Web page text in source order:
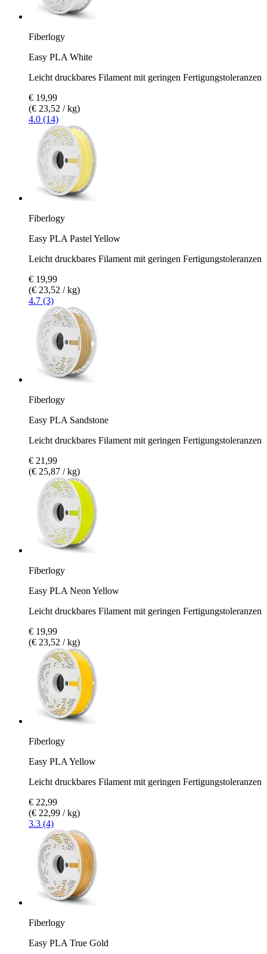
Fiberlogy
Easy PLA White
Leicht druckbares Filament mit geringen Fertigungstoleranzen
€ 19,99
(€ 23,52 / kg)
4.0 (14)
Fiberlogy
Easy PLA Pastel Yellow
Leicht druckbares Filament mit geringen Fertigungstoleranzen
€ 19,99
(€ 23,52 / kg)
4.7 (3)
Fiberlogy
Easy PLA Sandstone
Leicht druckbares Filament mit geringen Fertigungstoleranzen
€ 21,99
(€ 25,87 / kg)
Fiberlogy
Easy PLA Neon Yellow
Leicht druckbares Filament mit geringen Fertigungstoleranzen
€ 19,99
(€ 23,52 / kg)
Fiberlogy
Easy PLA Yellow
Leicht druckbares Filament mit geringen Fertigungstoleranzen
€ 22,99
(€ 22,99 / kg)
3.3 (4)
Fiberlogy
Easy PLA True Gold